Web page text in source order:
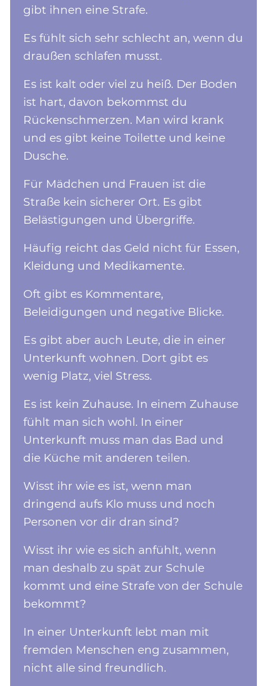
gibt ihnen eine Strafe.
Es fühlt sich sehr schlecht an, wenn du
draußen schlafen musst.
Es ist kalt oder viel zu heiß. Der Boden
ist hart, davon bekommst du
Rückenschmerzen. Man wird krank
und es gibt keine Toilette und keine
Dusche.
Für Mädchen und Frauen ist die
Straße kein sicherer Ort. Es gibt
Belästigungen und Übergriffe.
Häufig reicht das Geld nicht für Essen,
Kleidung und Medikamente.
Oft gibt es Kommentare,
Beleidigungen und negative Blicke.
Es gibt aber auch Leute, die in einer
Unterkunft wohnen. Dort gibt es
wenig Platz, viel Stress.
Es ist kein Zuhause. In einem Zuhause
fühlt man sich wohl. In einer
Unterkunft muss man das Bad und
die Küche mit anderen teilen.
Wisst ihr wie es ist, wenn man
dringend aufs Klo muss und noch
Personen vor dir dran sind?
Wisst ihr wie es sich anfühlt, wenn
man deshalb zu spät zur Schule
kommt und eine Strafe von der Schule
bekommt?
In einer Unterkunft lebt man mit
fremden Menschen eng zusammen,
nicht alle sind freundlich.